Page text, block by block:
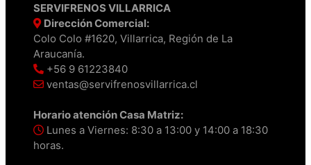
SERVIFRENOS VILLARRICA
Dirección Comercial:
Colo Colo #1620, Villarrica, Región de La
Araucanía.
+56 9 61223840
ventas@servifrenosvillarrica.cl
Horario atención Casa Matriz:
Lunes a Viernes: 8:30 a 13:00 y 14:00 a 18:30
horas.